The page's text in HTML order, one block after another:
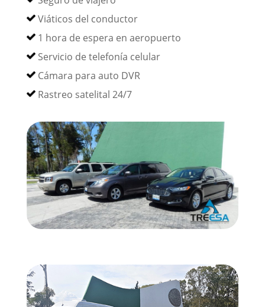
Viáticos del conductor
1 hora de espera en aeropuerto
Servicio de telefonía celular
Cámara para auto DVR
Rastreo satelital 24/7